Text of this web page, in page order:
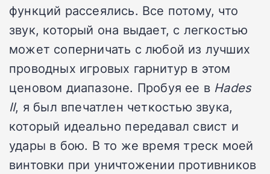
функций рассеялись. Все потому, что
звук, который она выдает, с легкостью
может соперничать с любой из лучших
проводных игровых гарнитур в этом
ценовом диапазоне. Пробуя ее в Hades
II, я был впечатлен четкостью звука,
который идеально передавал свист и
удары в бою. В то же время треск моей
винтовки при уничтожении противников